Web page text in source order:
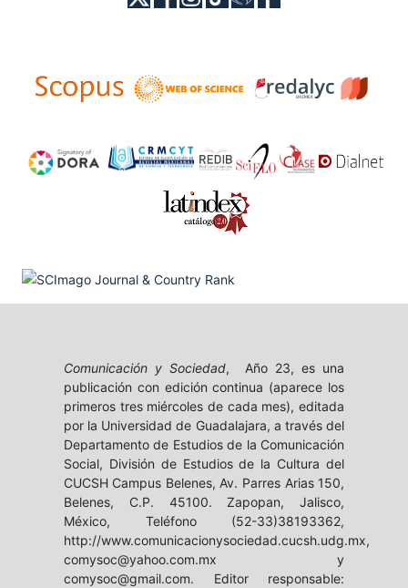
Comunicación y Sociedad, Año 23, es una
publicación con edición continua (aparece los
primeros tres miércoles de cada mes), editada
por la Universidad de Guadalajara, a través del
Departamento de Estudios de la Comunicación
Social, División de Estudios de la Cultura del
CUCSH Campus Belenes, Av. Parres Arias 150,
Belenes, C.P. 45100. Zapopan, Jalisco,
México, Teléfono (52-33)38193362,
http://www.comunicacionysociedad.cucsh.udg.mx,
comysoc@yahoo.com.mx y
comysoc@gmail.com. Editor responsable: